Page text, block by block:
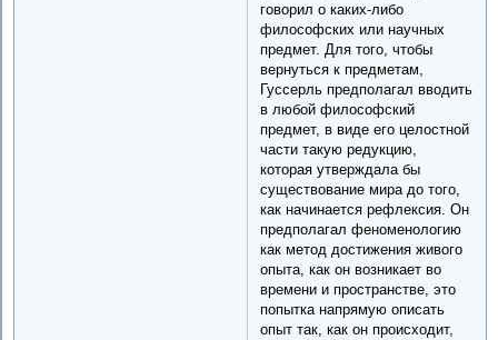
говорил о каких-либо
философских или научных
предмет. Для того, чтобы
вернуться к предметам,
Гуссерль предполагал вводить
в любой философский
предмет, в виде его целостной
части такую редукцию,
которая утверждала бы
существование мира до того,
как начинается рефлексия. Он
предполагал феноменологию
как метод достижения живого
опыта, как он возникает во
времени и пространстве, это
попытка напрямую описать
опыт так, как он происходит,